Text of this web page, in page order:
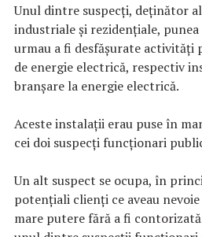
Unul dintre suspecţi, deţinător
industriale şi rezidenţiale,
urmau a fi desfăşurate activităţi
de energie electrică, respectiv
branşare la energie electrică.
Aceste instalaţii erau puse în
cei doi suspecţi funcţionari
Un alt suspect se ocupa, în
potenţiali clienţi ce aveau
mare putere fără a fi